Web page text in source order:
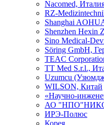
Nacomed,
RZ-
Shanghai
Shenzhen Hexin
Sino Medical-
Söring GmbH,
TEAC
TT Med S.r.l.,
Uzumcu
WILSON, Китай
«Научно-
АО
ИРЭ-Полюс